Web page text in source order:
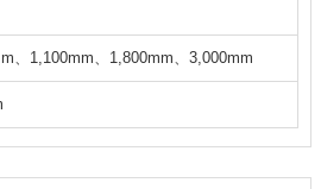
、1,100mm、1,800mm、3,000mm